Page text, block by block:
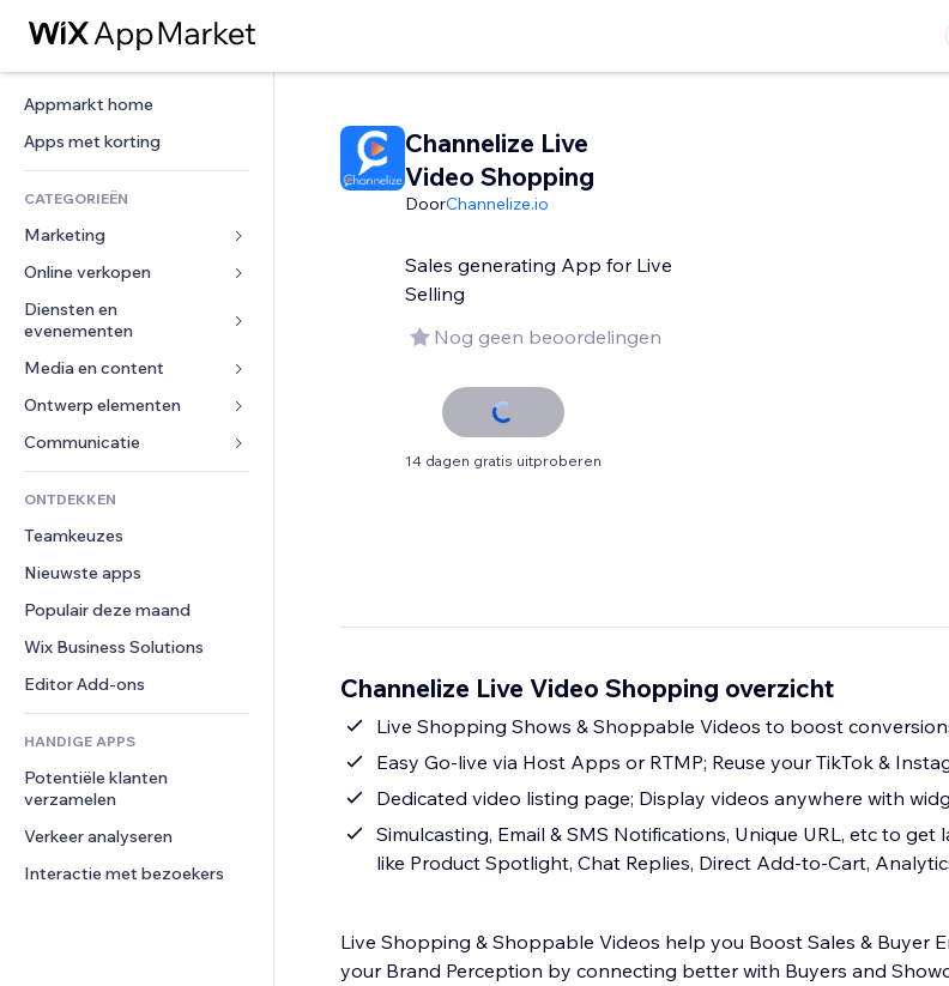
Appmarkt home
Apps met korting
CATEGORIEËN
Marketing
Advertenties
Mobiel
Analytics
Social media
SEO
Betrokkenheid
Websitevermeldingen
E-mail
Conversie
Online verkopen
Apps voor webshops
Verzending en levering
Verkoopknoppen
Online cursussen
Print on demand
Boekhouding
Coupons en loyaliteit
Opslagoplossingen
Dropshipping
Prijzen en abonnementen
Crowdfunding
Eten en drinken
Diensten en
evenementen
Hotels
Evenementen
Restaurants
Vastgoed
Boekingen
Media en content
Galerij
Muziek
Podcasts
Fotografie
Video
PDF
Bestanden delen
Nieuws
Ontwerp elementen
Kaarten en navigatie
Privacy en beveiliging
Ontime
Pagina templates
Afbeeldingseffecten
Knoppen en menu's
Banners en badges
Rekenmachines
Zoeken
Weer
Grafieken en tabellen
Formulieren
Enquêtes
Chat
Opmerkingen
Telefoonnummer
Community
Beoordelingen en testimonials
CRM
ONTDEKKEN
Teamkeuzes
Nieuwste apps
Populair deze maand
Wix Business Solutions
Editor Add-ons
HANDIGE APPS
Potentiële klanten
verzamelen
Verkeer analyseren
Interactie met bezoekers
Channelize Live
Video Shopping
DoorChannelize.io
Sales generating App for Live
Selling
Nog geen beoordelingen
14 dagen gratis uitproberen
Channelize Live Video Shopping overzicht
Live Shopping Shows & Shoppable Videos to boost
Easy Go-live via Host Apps or RTMP; Reuse your TikTok &
Dedicated video listing page; Display videos anywhere with
Simulcasting, Email & SMS Notifications, Unique URL, etc to get
like Product Spotlight, Chat Replies, Direct Add-to-Cart,
Live Shopping & Shoppable Videos help you Boost Sales & Buyer
your Brand Perception by connecting better with Buyers and